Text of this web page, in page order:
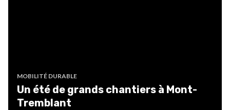
MOBILITÉ DURABLE
Un été de grands chantiers à Mont-
Tremblant